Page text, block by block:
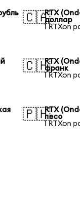
🇨🇦RTX
доллар
1 RTXon
🇨🇭RTX
франк
1 RTXon
🇵🇭RTX
песо
1 RTXon